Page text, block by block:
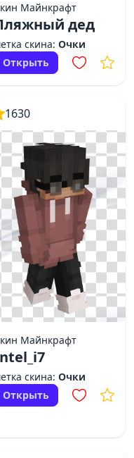
Майнкрафт
дед
скина: Очки
Открыть
1630
Майнкрафт
скина: Очки
Открыть